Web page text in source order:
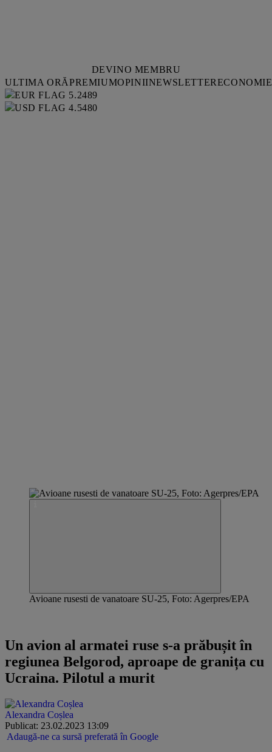
DEVINO MEMBRU
ULTIMA ORĂPREMIUMOPINIINEWSLETTERECONOMIE
5.2489
4.5480
Avioane rusesti de vanatoare SU-25, Foto: Agerpres/EPA
Un avion al armatei ruse s-a prăbușit în
regiunea Belgorod, aproape de granița cu
Ucraina. Pilotul a murit
Alexandra Coșlea
Publicat: 23.02.2023 13:09
Adaugă-ne ca sursă preferată în Google